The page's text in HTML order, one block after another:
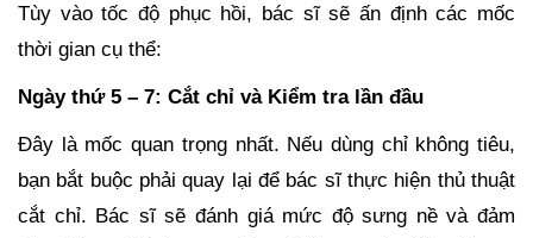
Tùy vào tốc độ phục hồi, bác sĩ sẽ ấn định các mốc
thời gian cụ thể:
Ngày thứ 5 – 7: Cắt chỉ và Kiểm tra lần đầu
Đây là mốc quan trọng nhất. Nếu dùng chỉ không tiêu,
bạn bắt buộc phải quay lại để bác sĩ thực hiện thủ thuật
cắt chỉ. Bác sĩ sẽ đánh giá mức độ sưng nề và đảm